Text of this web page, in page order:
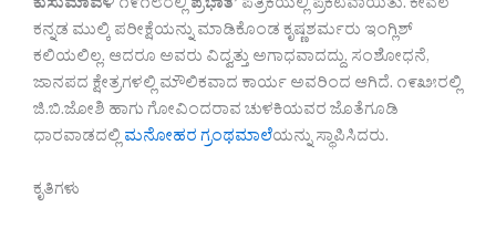
ಕುಸುಮಾವಳಿ ೧೯೧೮ರಲ್ಲಿಪ್ರಭಾತ’ ಪತ್ರಿಕೆಯಲ್ಲಿ ಪ್ರಕಟವಾಯಿತು. ಕೇವಲ
ಕನ್ನಡ ಮುಲ್ಕಿ ಪರೀಕ್ಷೆಯನ್ನು ಮಾಡಿಕೊಂಡ ಕೃಷ್ಣಶರ್ಮರು ಇಂಗ್ಲಿಶ್
ಕಲಿಯಲಿಲ್ಲ. ಆದರೂ ಅವರು ವಿದ್ವತ್ತು ಅಗಾಧವಾದದ್ದು. ಸಂಶೋಧನೆ,
ಜಾನಪದ ಕ್ಷೇತ್ರಗಳಲ್ಲಿ ಮೌಲಿಕವಾದ ಕಾರ್ಯ ಅವರಿಂದ ಆಗಿದೆ. ೧೯೩೫ರಲ್ಲಿ
ಜಿ.ಬಿ.ಜೋಶಿ ಹಾಗು ಗೋವಿಂದರಾವ ಚುಳಕಿಯವರ ಜೊತೆಗೂಡಿ
ಧಾರವಾಡದಲ್ಲಿಮನೋಹರ ಗ್ರಂಥಮಾಲೆಯನ್ನು ಸ್ಥಾಪಿಸಿದರು.
ಕೃತಿಗಳು